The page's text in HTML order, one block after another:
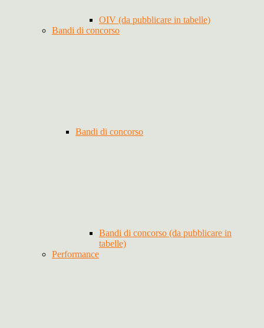
OIV (da pubblicare in tabelle)
Bandi di concorso
Bandi di concorso
Bandi di concorso (da pubblicare in
tabelle)
Performance